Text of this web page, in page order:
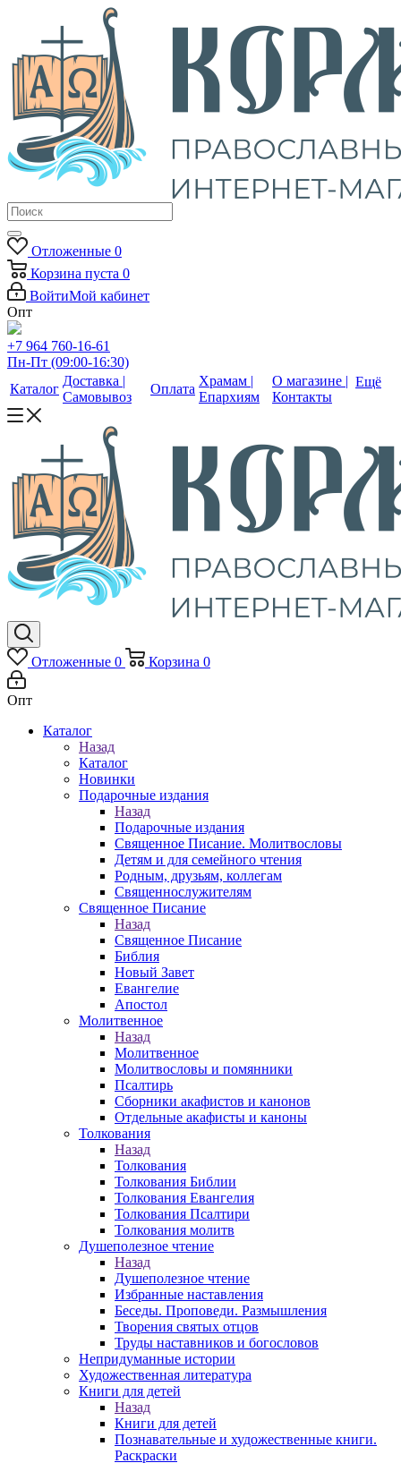
Отложенные 0
Корзина пуста 0
ВойтиМой кабинет
Опт
+7 964 760-16-61
Пн-Пт (09:00-16:30)
Каталог
Доставка |
Самовывоз
Оплата
Храмам |
Епархиям
О магазине |
Контакты
Ещё
Отложенные 0 Корзина 0
Опт
Каталог
Назад
Каталог
Новинки
Подарочные издания
Назад
Подарочные издания
Священное Писание. Молитвословы
Детям и для семейного чтения
Родным, друзьям, коллегам
Священнослужителям
Священное Писание
Назад
Священное Писание
Библия
Новый Завет
Евангелие
Апостол
Молитвенное
Назад
Молитвенное
Молитвословы и помянники
Псалтирь
Сборники акафистов и канонов
Отдельные акафисты и каноны
Толкования
Назад
Толкования
Толкования Библии
Толкования Евангелия
Толкования Псалтири
Толкования молитв
Душеполезное чтение
Назад
Душеполезное чтение
Избранные наставления
Беседы. Проповеди. Размышления
Творения святых отцов
Труды наставников и богословов
Непридуманные истории
Художественная литература
Книги для детей
Назад
Книги для детей
Познавательные и художественные книги.
Раскраски